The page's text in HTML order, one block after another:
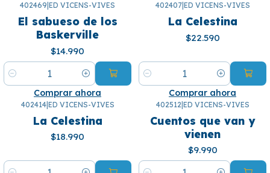
402469 ED VICENS-VIVES
El sabueso de los
Baskerville
$14.990
Cantidad
Comprar ahora
402407| ED VICENS-VIVES
La Celestina
$22.590
Cantidad
Comprar ahora
402414| ED VICENS-VIVES
La Celestina
$18.990
402512 ED VICENS-VIVES
Cuentos que van y
vienen
$9.990